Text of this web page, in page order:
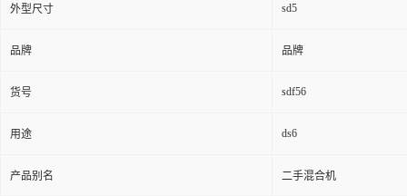
外型尺寸 sd5
品牌 品牌
货号 sdf56
用途 ds6
产品别名 二手混合机